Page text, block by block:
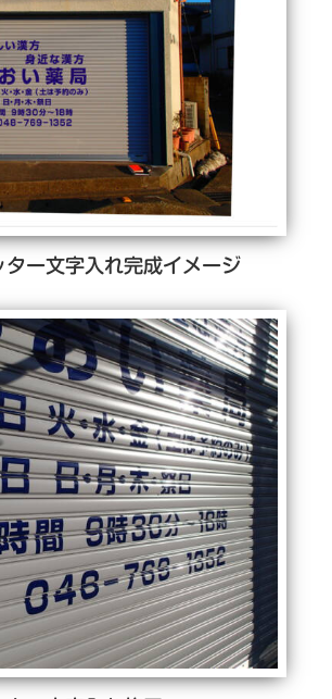
ー文字入れ完成イメージ